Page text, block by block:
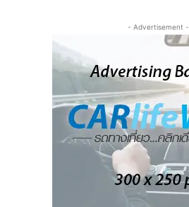
- Advertisement -